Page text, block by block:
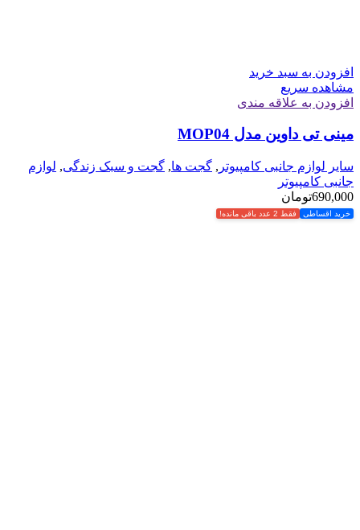
افزودن به سبد خرید
مشاهده سریع
افزودن به علاقه مندی
مینی تی داوین مدل MOP04
سایر لوازم جانبی کامپیوتر , گجت ها, گجت و سبک زندگی, لوازم
جانبی کامپیوتر
690,000تومان
خرید اقساطی فقط 2 عدد باقی مانده!